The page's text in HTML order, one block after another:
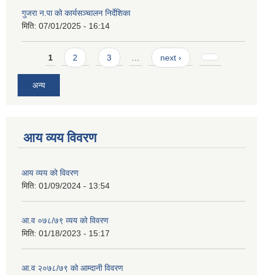
गुजरा न.पा को कार्यसञ्चालन निर्देशिका
मिति: 07/01/2025 - 16:14
Pages
1 2 3 … next ›
अन्य
आय व्यय विवरण
आय व्यय को विवरण
मिति: 01/09/2024 - 13:54
आ.व ०७८/७९ व्यय को विवरण
मिति: 01/18/2023 - 15:17
आ.व २०७८/७९ को आम्दानी विवरण